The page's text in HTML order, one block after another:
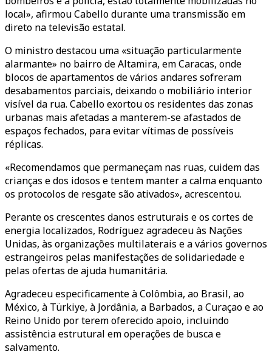
local», afirmou Cabello durante uma transmissão em
direto na televisão estatal.
O ministro destacou uma «situação particularmente
alarmante» no bairro de Altamira, em Caracas, onde
blocos de apartamentos de vários andares sofreram
desabamentos parciais, deixando o mobiliário interior
visível da rua. Cabello exortou os residentes das zonas
urbanas mais afetadas a manterem-se afastados de
espaços fechados, para evitar vítimas de possíveis
réplicas.
«Recomendamos que permaneçam nas ruas, cuidem das
crianças e dos idosos e tentem manter a calma enquanto
os protocolos de resgate são ativados», acrescentou.
Perante os crescentes danos estruturais e os cortes de
energia localizados, Rodríguez agradeceu às Nações
Unidas, às organizações multilaterais e a vários governos
estrangeiros pelas manifestações de solidariedade e
pelas ofertas de ajuda humanitária.
Agradeceu especificamente à Colômbia, ao Brasil, ao
México, à Türkiye, à Jordânia, a Barbados, a Curaçao e ao
Reino Unido por terem oferecido apoio, incluindo
assistência estrutural em operações de busca e
salvamento.